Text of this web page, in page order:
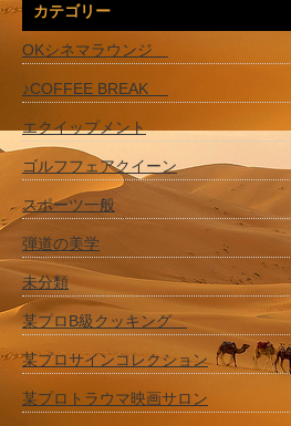
カテゴリー
OKシネマラウンジ
♪COFFEE BREAK
エクイップメント
ゴルフフェアクイーン
スポーツ一般
弾道の美学
未分類
某プロB級クッキング
某プロサインコレクション
某プロトラウマ映画サロン